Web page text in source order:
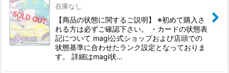
在庫なし
【商品の状態に関するご説明】 ※初めて購入さ
れる方は必ずご確認下さい。 ・カードの状態表
記について magi公式ショップおよび店頭での
状態基準に合わせたランク設定となっておりま
す。 詳細はmagi状…